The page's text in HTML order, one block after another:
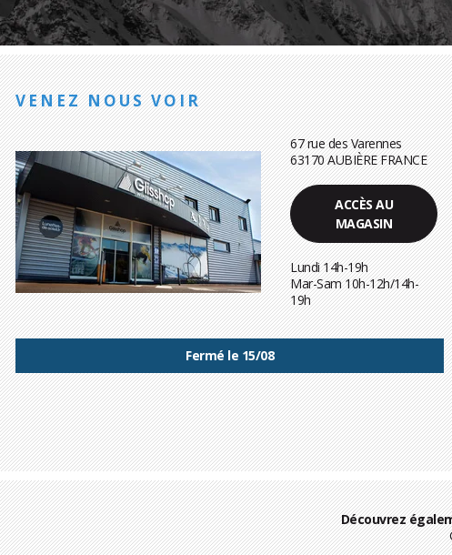
VENEZ NOUS VOIR
67 rue des Varennes
63170 AUBIÈRE FRANCE
ACCÈS AU
MAGASIN
Lundi 14h-19h
Mar-Sam 10h-12h/14h-
19h
Fermé le 15/08
Découvrez